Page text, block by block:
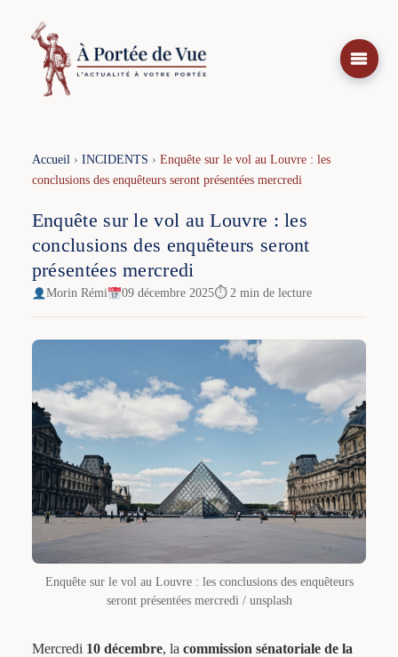
contenu
Accueil› INCIDENTS › Enquête sur le vol au Louvre : les
conclusions des enquêteurs seront présentées mercredi
Enquête sur le vol au Louvre : les
conclusions des enquêteurs seront
présentées mercredi
Morin Rémi 09 décembre 2025⏱ 2 min de lecture
Enquête sur le vol au Louvre : les conclusions des enquêteurs
seront présentées mercredi / unsplash
Mercredi 10 décembre, la commission sénatoriale de la